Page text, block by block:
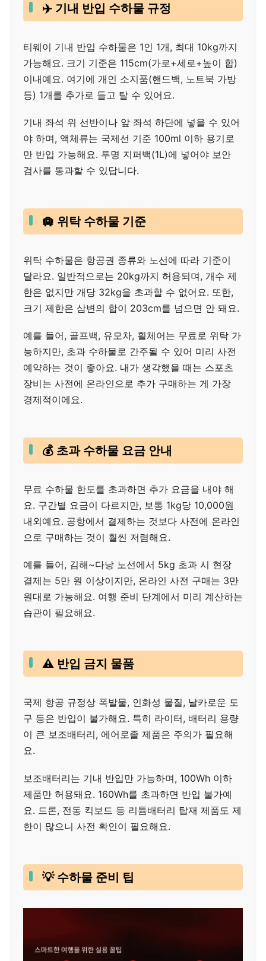
✈️ 기내 반입 수하물 규정
티웨이 기내 반입 수하물은 1인 1개, 최대 10kg까지
가능해요. 크기 기준은 115cm(가로+세로+높이 합)
이내예요. 여기에 개인 소지품(핸드백, 노트북 가방
등) 1개를 추가로 들고 탈 수 있어요.
기내 좌석 위 선반이나 앞 좌석 하단에 넣을 수 있어
야 하며, 액체류는 국제선 기준 100ml 이하 용기로
만 반입 가능해요. 투명 지퍼백(1L)에 넣어야 보안
검사를 통과할 수 있답니다.
🛄 위탁 수하물 기준
위탁 수하물은 항공권 종류와 노선에 따라 기준이
달라요. 일반적으로는 20kg까지 허용되며, 개수 제
한은 없지만 개당 32kg을 초과할 수 없어요. 또한,
크기 제한은 삼변의 합이 203cm를 넘으면 안 돼요.
예를 들어, 골프백, 유모차, 휠체어는 무료로 위탁 가
능하지만, 초과 수하물로 간주될 수 있어 미리 사전
예약하는 것이 좋아요. 내가 생각했을 때는 스포츠
장비는 사전에 온라인으로 추가 구매하는 게 가장
경제적이에요.
💰 초과 수하물 요금 안내
무료 수하물 한도를 초과하면 추가 요금을 내야 해
요. 구간별 요금이 다르지만, 보통 1kg당 10,000원
내외예요. 공항에서 결제하는 것보다 사전에 온라인
으로 구매하는 것이 훨씬 저렴해요.
예를 들어, 김해~다낭 노선에서 5kg 초과 시 현장
결제는 5만 원 이상이지만, 온라인 사전 구매는 3만
원대로 가능해요. 여행 준비 단계에서 미리 계산하는
습관이 필요해요.
⚠️ 반입 금지 물품
국제 항공 규정상 폭발물, 인화성 물질, 날카로운 도
구 등은 반입이 불가해요. 특히 라이터, 배터리 용량
이 큰 보조배터리, 에어로졸 제품은 주의가 필요해
요.
보조배터리는 기내 반입만 가능하며, 100Wh 이하
제품만 허용돼요. 160Wh를 초과하면 반입 불가예
요. 드론, 전동 킥보드 등 리튬배터리 탑재 제품도 제
한이 많으니 사전 확인이 필요해요.
💡 수하물 준비 팁